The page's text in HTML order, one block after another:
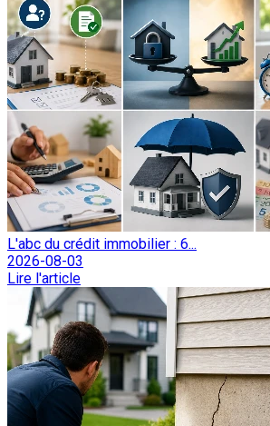
L'abc du crédit immobilier : 6...
2026-08-03
Lire l'article